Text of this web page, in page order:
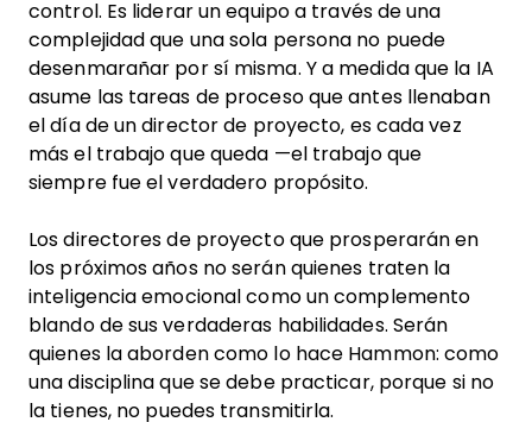
control. Es liderar un equipo a través de una
complejidad que una sola persona no puede
desenmarañar por sí misma. Y a medida que la IA
asume las tareas de proceso que antes llenaban
el día de un director de proyecto, es cada vez
más el trabajo que queda —el trabajo que
siempre fue el verdadero propósito.
Los directores de proyecto que prosperarán en
los próximos años no serán quienes traten la
inteligencia emocional como un complemento
blando de sus verdaderas habilidades. Serán
quienes la aborden como lo hace Hammon: como
una disciplina que se debe practicar, porque si no
la tienes, no puedes transmitirla.